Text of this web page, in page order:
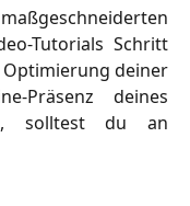
Tutorials Schritt
deiner
Präsenz deines
solltest du an